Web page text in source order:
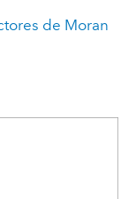
de Moran